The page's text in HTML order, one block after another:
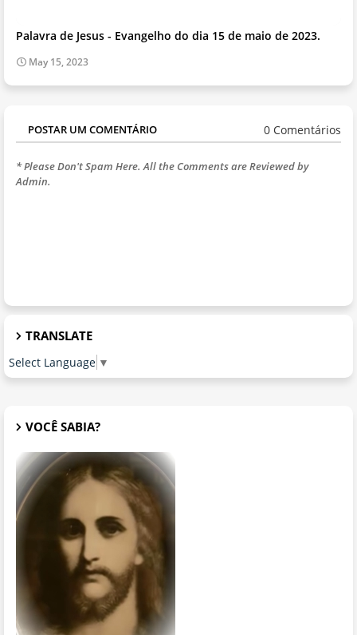
Palavra de Jesus - Evangelho do dia 15 de maio de 2023.
May 15, 2023
POSTAR UM COMENTÁRIO 0 Comentários
* Please Don't Spam Here. All the Comments are Reviewed by
Admin.
TRANSLATE
Select Language ▼
VOCÊ SABIA?